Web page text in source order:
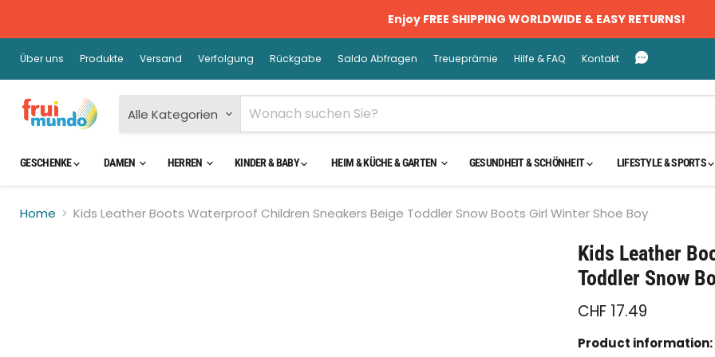
Enjoy FREE SHIPPING WORLDWIDE & EASY RETURNS!
Über uns Produkte Versand Verfolgung Rückgabe Saldo Abfragen Treueprämie Hilfe & FAQ Kontakt
Alle Kategorien
GESCHENKE DAMEN HERREN KINDER & BABY HEIM & KÜCHE & GARTEN GESUNDHEIT & SCHÖNHEIT LIFESTYLE & SPORTS
Home Kids Leather Boots Waterproof Children Sneakers Beige Toddler Snow Boots Girl Winter Shoe Boy
Klicken oder scrollen, um zu Zoomen
Kids Leather
Toddler Snow
CHF 17.49
Product information: